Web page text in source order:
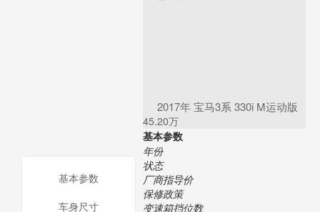
2017年 宝马3系 330i M运动版
45.20万
基本参数
年份
状态
厂商指导价
保修政策
变速箱挡位数
基本参数
车身尺寸